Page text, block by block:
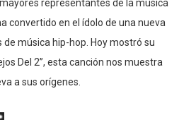
representantes de la música
convertido en el ídolo de una nueva
música hip-hop. Hoy mostró su
Del 2”, esta canción nos muestra
a sus orígenes.